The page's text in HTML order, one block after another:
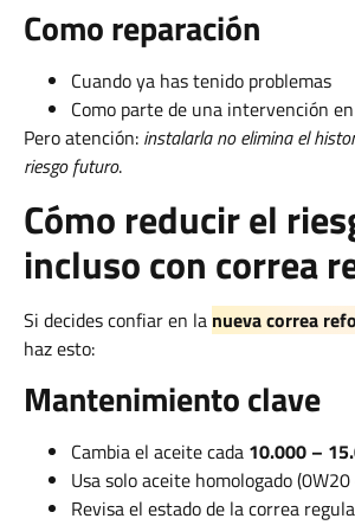
Como reparación
Cuando ya has tenido problemas
Como parte de una intervención
Pero atención: instalarla no elimina el
riesgo futuro.
Cómo reducir el
incluso con correa
Si decides confiar en la nueva correa
haz esto:
Mantenimiento clave
Cambia el aceite cada 10.000 –
Usa solo aceite homologado
Revisa el estado de la correa